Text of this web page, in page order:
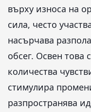
върху износа на
сила, често
насърчава
обсег. Освен това
количества
стимулира
разпространява